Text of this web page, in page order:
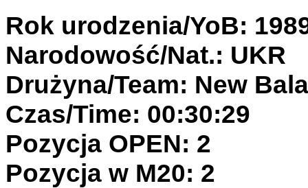
Rok urodzenia/YoB:
Narodowość/Nat.: UKR
Drużyna/Team: New
Czas/Time: 00:30:29
Pozycja OPEN: 2
Pozycja w M20: 2